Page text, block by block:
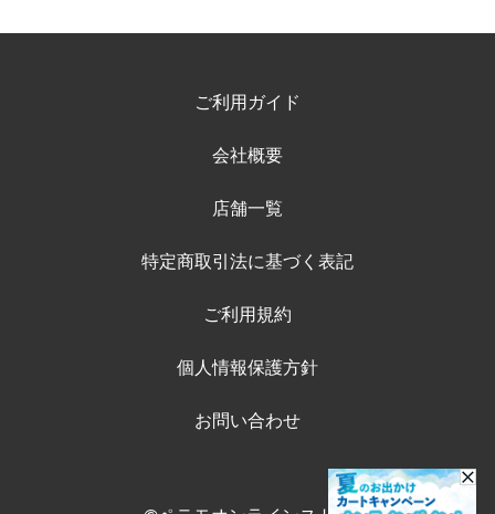
ご利用ガイド
会社概要
店舗一覧
特定商取引法に基づく表記
ご利用規約
個人情報保護方針
お問い合わせ